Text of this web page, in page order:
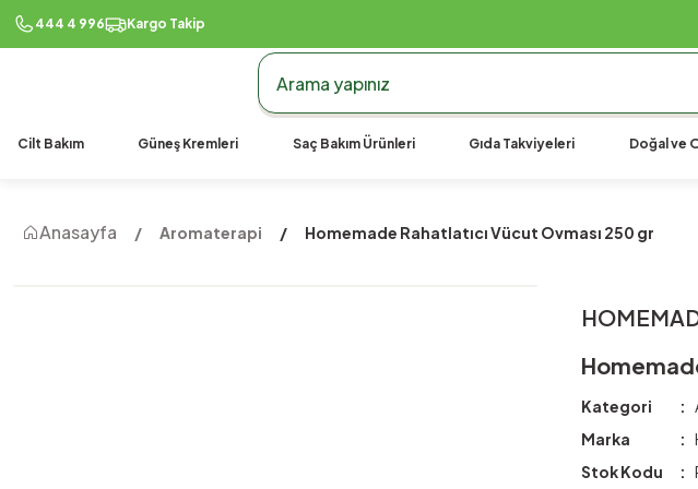
444 4 996 Kargo Takip
990 TL Üzeri Ücretsiz
Cilt Bakım Güneş Kremleri Saç Bakım Ürünleri Gıda Takviyeleri Doğal ve
Anasayfa Aromaterapi Homemade Rahatlatıcı Vücut Ovması 250 gr
Kategori
Marka
Stok Kodu